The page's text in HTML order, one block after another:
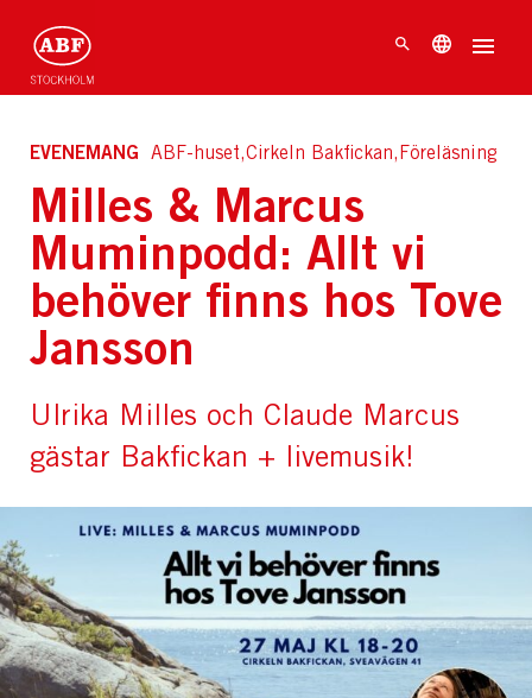
EVENEMANG ABF-huset,Cirkeln Bakfickan,Föreläsning
Milles & Marcus
Muminpodd: Allt vi
behöver finns hos Tove
Jansson
Ulrika Milles och Claude Marcus
gästar Bakfickan + livemusik!